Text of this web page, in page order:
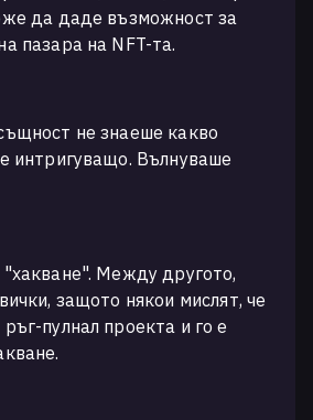
да даде възможност за
пазара на NFT-та.
не знаеше какво
интригуващо. Вълнуваше
Между другото,
защото някои мислят, че
пулнал проекта и го е